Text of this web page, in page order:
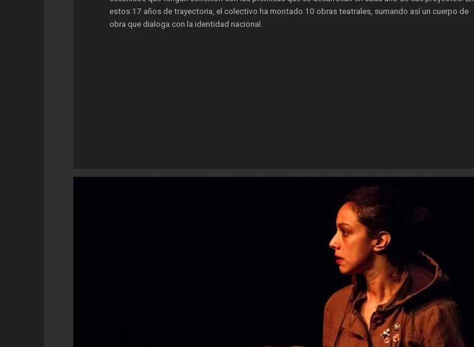
estos 17 años de trayectoria, el colectivo ha montado 10 obras teatrales, sumando así un cuerpo de
obra que dialoga con la identidad nacional.